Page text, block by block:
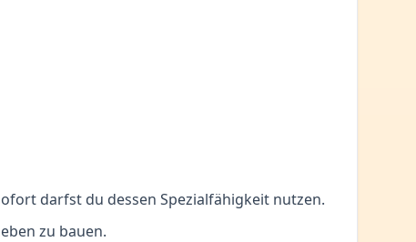
darfst du dessen Spezialfähigkeit nutzen.
zu bauen.